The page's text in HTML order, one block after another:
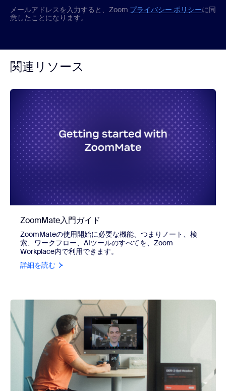
メールアドレスを入力すると、Zoom プライバシー ポリシーに同
意したことになります。
関連リソース
ZoomMate入門ガイド
ZoomMateの使用開始に必要な機能、つまりノート、検
索、ワークフロー、AIツールのすべてを、Zoom
Workplace内で利用できます。
詳細を読む